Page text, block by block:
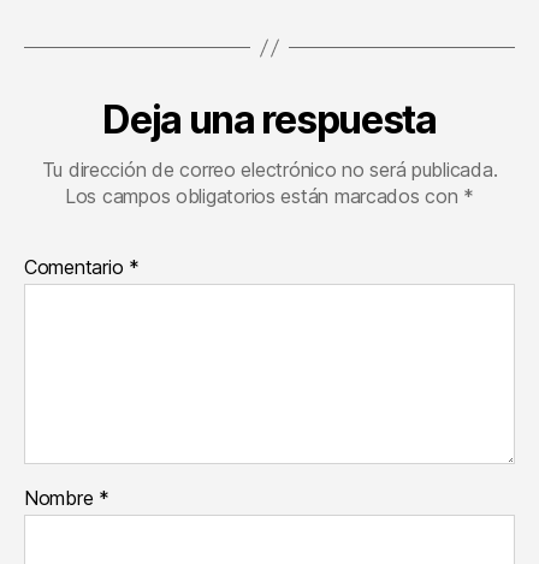
Deja una respuesta
Tu dirección de correo electrónico no será publicada.
Los campos obligatorios están marcados con *
Comentario *
Nombre *